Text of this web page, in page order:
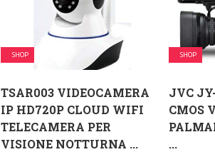
SHOP
TSAR003 VIDEOCAMERA
IP HD720P CLOUD WIFI
TELECAMERA PER
VISIONE NOTTURNA ...
SHOP
JVC
CMOS
...